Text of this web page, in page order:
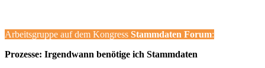
Arbeitsgruppe auf dem Kongress Stammdaten Forum:
Prozesse: Irgendwann benötige ich Stammdaten